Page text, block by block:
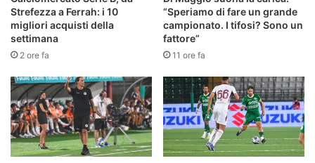
Strefezza a Ferrah: i 10
migliori acquisti della
settimana
2 ore fa
“Speriamo di fare un grande
campionato. I tifosi? Sono un
fattore”
11 ore fa